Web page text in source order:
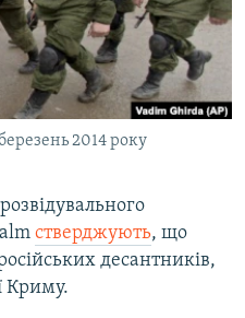
2014 року
стверджують, що
десантників,
Криму.